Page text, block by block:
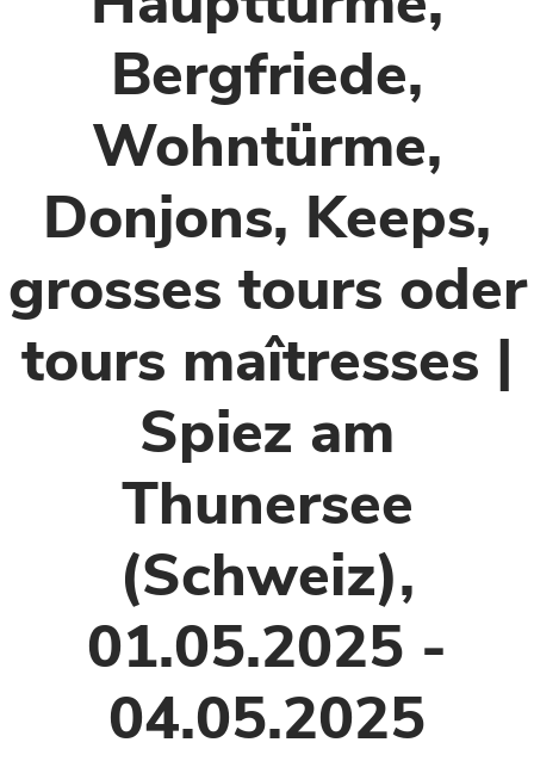
Bergfriede,
Wohntürme,
Donjons, Keeps,
grosses tours oder
tours maîtresses |
Spiez am
Thunersee
(Schweiz),
01.05.2025 -
04.05.2025